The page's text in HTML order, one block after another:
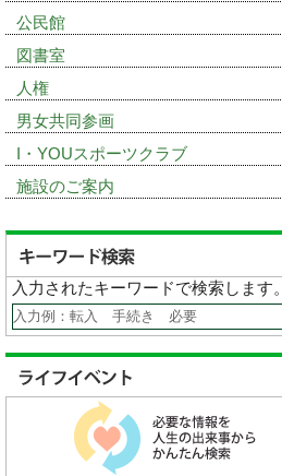
公民館
図書室
人権
男女共同参画
I・YOUスポーツクラブ
施設のご案内
入力されたキーワードで検索します。